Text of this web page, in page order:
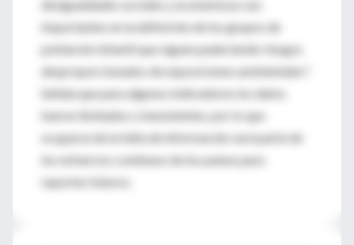
desigualdades sociales y económicas son
importantes en la definición de los grupos de
población infantil que siguen padeciendo riesgos
desproporcionados de exposiciones ambientales".
Señala que para algunos indicadores los datos
fueron limitados o inexistentes, por lo que
ocuparse de la falta de información será parte de
los esfuerzos continuos de los países para
reportes futuros.